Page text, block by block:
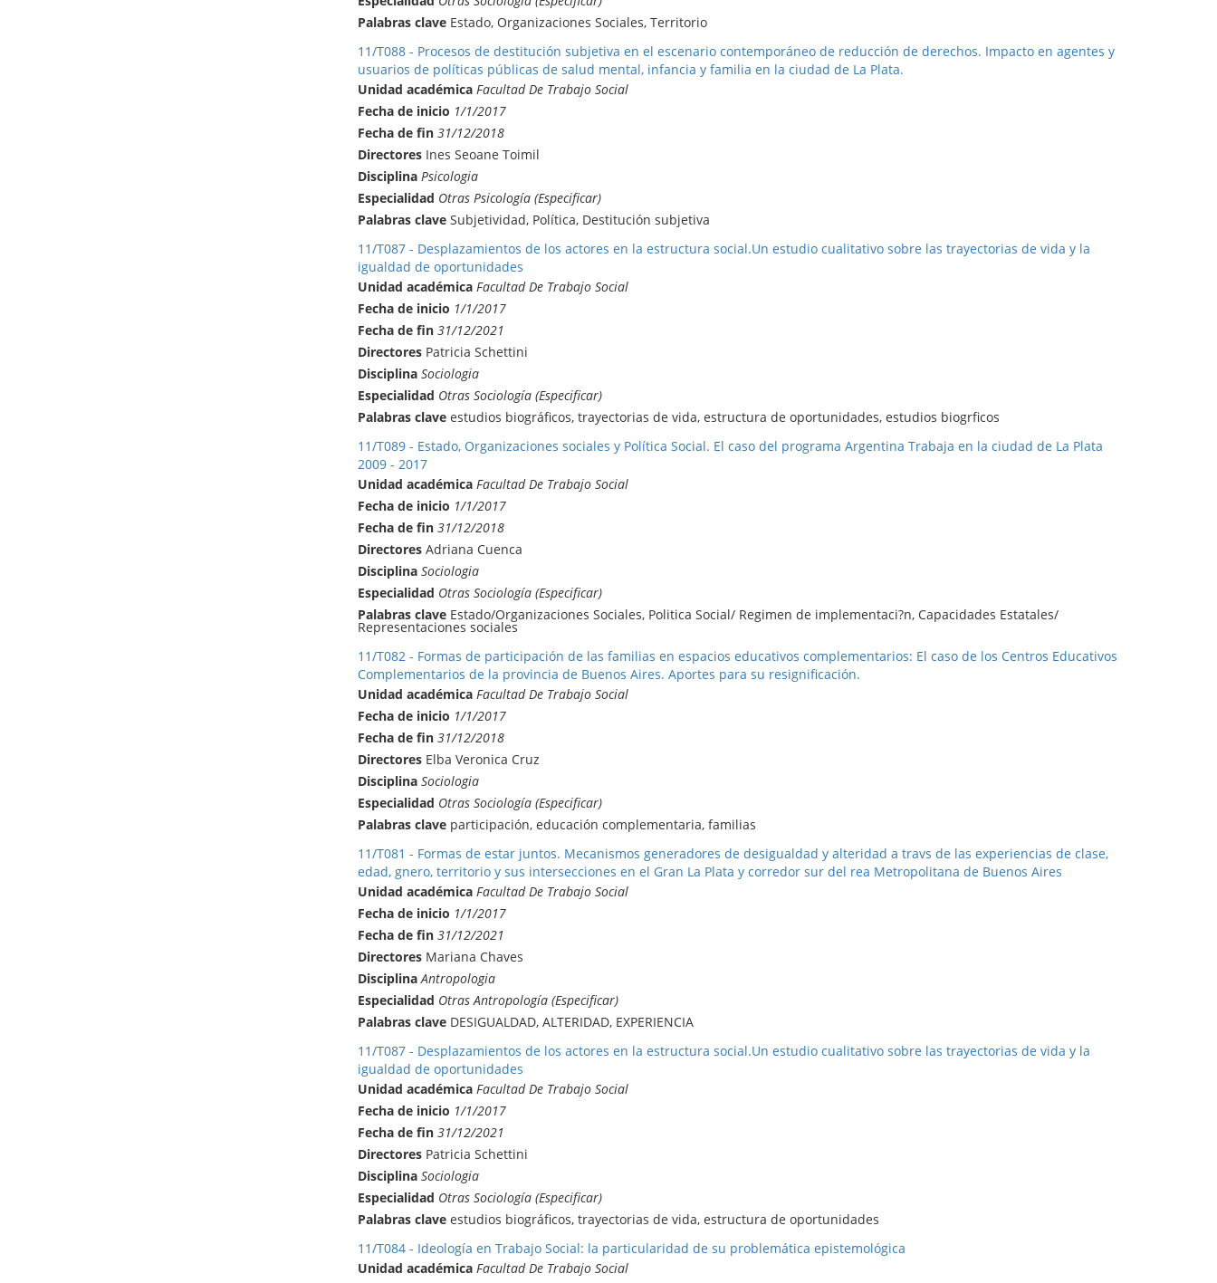
Palabras claveEstado, Organizaciones Sociales, Territorio
11/T088 - Procesos de destitución subjetiva en el escenario contemporáneo de reducción de derechos. Impacto en agentes y
usuarios de políticas públicas de salud mental, infancia y familia en la ciudad de La Plata.
Unidad académica Facultad De Trabajo Social
Fecha de inicio 1/1/2017
Fecha de fin 31/12/2018
DirectoresInes Seoane Toimil
Disciplina Psicologia
Especialidad Otras Psicología (Especificar)
Palabras claveSubjetividad, Política, Destitución subjetiva
11/T087 - Desplazamientos de los actores en la estructura social.Un estudio cualitativo sobre las trayectorias de vida y la
igualdad de oportunidades
Unidad académica Facultad De Trabajo Social
Fecha de inicio 1/1/2017
Fecha de fin 31/12/2021
DirectoresPatricia Schettini
Disciplina Sociologia
Especialidad Otras Sociología (Especificar)
Palabras claveestudios biográficos, trayectorias de vida, estructura de oportunidades, estudios biogrficos
11/T089 - Estado, Organizaciones sociales y Política Social. El caso del programa Argentina Trabaja en la ciudad de La Plata
2009 - 2017
Unidad académica Facultad De Trabajo Social
Fecha de inicio 1/1/2017
Fecha de fin 31/12/2018
DirectoresAdriana Cuenca
Disciplina Sociologia
Especialidad Otras Sociología (Especificar)
Palabras claveEstado/Organizaciones Sociales, Politica Social/ Regimen de implementaci?n, Capacidades Estatales/
Representaciones sociales
11/T082 - Formas de participación de las familias en espacios educativos complementarios: El caso de los Centros Educativos
Complementarios de la provincia de Buenos Aires. Aportes para su resignificación.
Unidad académica Facultad De Trabajo Social
Fecha de inicio 1/1/2017
Fecha de fin 31/12/2018
DirectoresElba Veronica Cruz
Disciplina Sociologia
Especialidad Otras Sociología (Especificar)
Palabras claveparticipación, educación complementaria, familias
11/T081 - Formas de estar juntos. Mecanismos generadores de desigualdad y alteridad a travs de las experiencias de clase,
edad, gnero, territorio y sus intersecciones en el Gran La Plata y corredor sur del rea Metropolitana de Buenos Aires
Unidad académica Facultad De Trabajo Social
Fecha de inicio 1/1/2017
Fecha de fin 31/12/2021
DirectoresMariana Chaves
Disciplina Antropologia
Especialidad Otras Antropología (Especificar)
Palabras claveDESIGUALDAD, ALTERIDAD, EXPERIENCIA
11/T087 - Desplazamientos de los actores en la estructura social.Un estudio cualitativo sobre las trayectorias de vida y la
igualdad de oportunidades
Unidad académica Facultad De Trabajo Social
Fecha de inicio 1/1/2017
Fecha de fin 31/12/2021
DirectoresPatricia Schettini
Disciplina Sociologia
Especialidad Otras Sociología (Especificar)
Palabras claveestudios biográficos, trayectorias de vida, estructura de oportunidades
11/T084 - Ideología en Trabajo Social: la particularidad de su problemática epistemológica
Unidad académica Facultad De Trabajo Social